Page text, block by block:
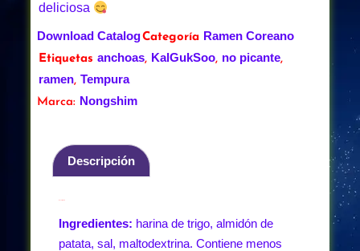
deliciosa
Download CatalogCategoría Ramen Coreano
Etiquetas anchoas, KalGukSoo, no picante,
ramen, Tempura
Marca: Nongshim
Descripción
Ingredientes: harina de trigo, almidón de
patata, sal, maltodextrina. Contiene menos